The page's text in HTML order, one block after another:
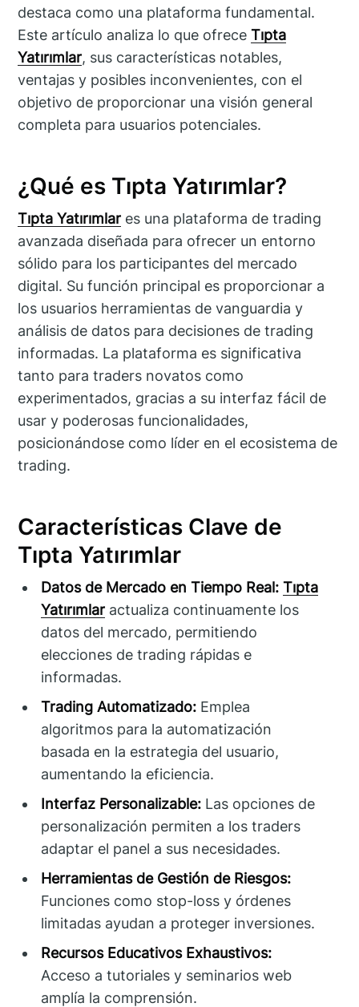
destaca como una plataforma fundamental.
Este artículo analiza lo que ofreceTıpta
Yatırımlar, sus características notables,
ventajas y posibles inconvenientes, con el
objetivo de proporcionar una visión general
completa para usuarios potenciales.
¿Qué es Tıpta Yatırımlar?
Tıpta Yatırımlar es una plataforma de trading
avanzada diseñada para ofrecer un entorno
sólido para los participantes del mercado
digital. Su función principal es proporcionar a
los usuarios herramientas de vanguardia y
análisis de datos para decisiones de trading
informadas. La plataforma es significativa
tanto para traders novatos como
experimentados, gracias a su interfaz fácil de
usar y poderosas funcionalidades,
posicionándose como líder en el ecosistema de
trading.
Características Clave de
Tıpta Yatırımlar
Datos de Mercado en Tiempo Real: Tıpta
Yatırımlar actualiza continuamente los
datos del mercado, permitiendo
elecciones de trading rápidas e
informadas.
Trading Automatizado: Emplea
algoritmos para la automatización
basada en la estrategia del usuario,
aumentando la eficiencia.
Interfaz Personalizable: Las opciones de
personalización permiten a los traders
adaptar el panel a sus necesidades.
Herramientas de Gestión de Riesgos:
Funciones como stop-loss y órdenes
limitadas ayudan a proteger inversiones.
Recursos Educativos Exhaustivos:
Acceso a tutoriales y seminarios web
amplía la comprensión.